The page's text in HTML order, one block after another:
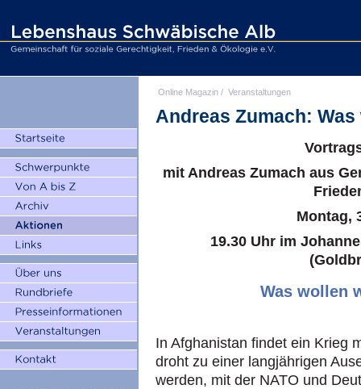
Online Magazin / Veranstaltungen
Andreas Zumach:
mit Andreas Zumach aus
Montag,
19.30 Uhr im
Was wollen
In Afghanistan findet ein Krieg
droht zu einer langjährigen
werden, mit der NATO und